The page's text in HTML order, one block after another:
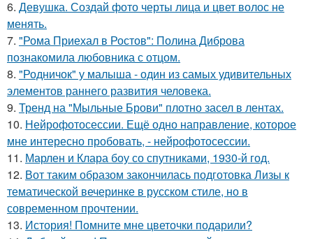
6. Девушка. Создай фото черты лица и цвет волос не
менять.
7. "Рома Приехал в Ростов": Полина Диброва
познакомила любовника с отцом.
8. "Родничок" у малыша - один из самых удивительных
элементов раннего развития человека.
9. Тренд на "Мыльные Брови" плотно засел в лентах.
10. Нейрофотосессии. Ещё одно направление, которое
мне интересно пробовать, - нейрофотосессии.
11. Марлен и Клара боу со спутниками, 1930-й год.
12. Вот таким образом закончилась подготовка Лизы к
тематической вечеринке в русском стиле, но в
современном прочтении.
13. История! Помните мне цветочки подарили?